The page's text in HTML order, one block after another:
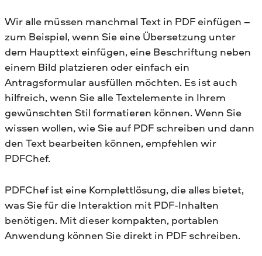
Wir alle müssen manchmal Text in PDF einfügen –
zum Beispiel, wenn Sie eine Übersetzung unter
dem Haupttext einfügen, eine Beschriftung neben
einem Bild platzieren oder einfach ein
Antragsformular ausfüllen möchten. Es ist auch
hilfreich, wenn Sie alle Textelemente in Ihrem
gewünschten Stil formatieren können. Wenn Sie
wissen wollen, wie Sie auf PDF schreiben und dann
den Text bearbeiten können, empfehlen wir
PDFChef.
PDFChef ist eine Komplettlösung, die alles bietet,
was Sie für die Interaktion mit PDF-Inhalten
benötigen. Mit dieser kompakten, portablen
Anwendung können Sie direkt in PDF schreiben.